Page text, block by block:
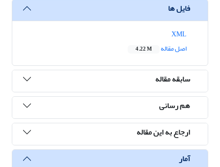
فایل ها
اصل مقاله
4.22 M
سابقه مقاله
هم رسانی
ارجاع به این مقاله
آمار